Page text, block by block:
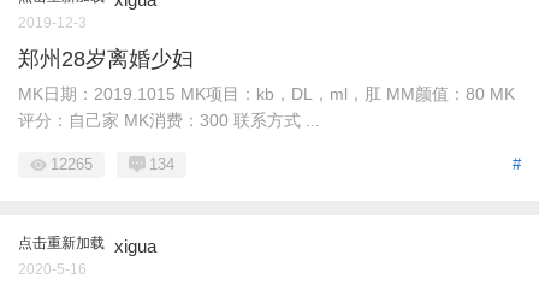
2019-12-3
郑州28岁离婚少妇
MK日期：2019.1015 MK项目：kb，DL，ml，肛 MM颜值：80 MK
评分：自己家 MK消费：300 联系方式 ...
#
12265 134
点击重新加载 xigua
2020-5-16